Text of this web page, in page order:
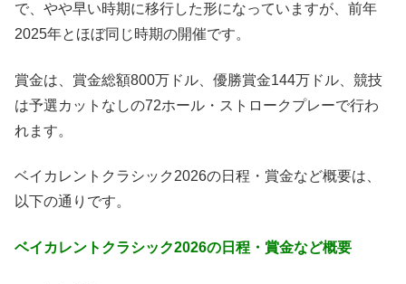
で、やや早い時期に移行した形になっていますが、前年
2025年とほぼ同じ時期の開催です。
賞金は、賞金総額800万ドル、優勝賞金144万ドル、競技
は予選カットなしの72ホール・ストロークプレーで行わ
れます。
ベイカレントクラシック2026の日程・賞金など概要は、
以下の通りです。
ベイカレントクラシック2026の日程・賞金など概要